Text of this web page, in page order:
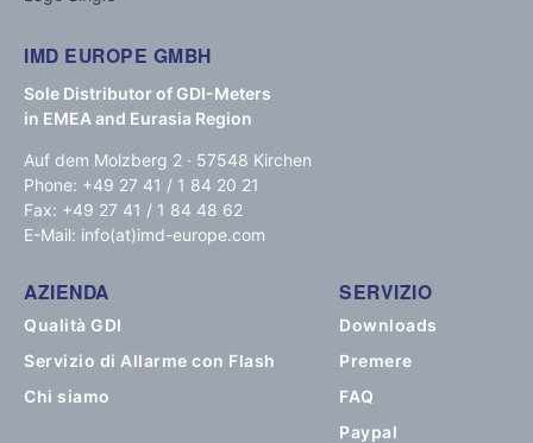
IMD EUROPE GMBH
Sole Distributor of GDI-Meters
in EMEA and Eurasia Region
Auf dem Molzberg 2 · 57548 Kirchen
Phone: +49 27 41 / 1 84 20 21
Fax: +49 27 41 / 1 84 48 62
E-Mail: info(at)imd-europe.com
AZIENDA
Qualità GDI
Servizio di Allarme con Flash
Chi siamo
SERVIZIO
Downloads
Premere
FAQ
Paypal